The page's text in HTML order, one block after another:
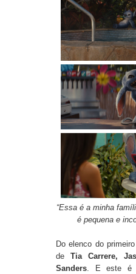
“Essa é a minha
é pequena e
Do elenco do
de
Tia Carrere,
Sanders. E este é